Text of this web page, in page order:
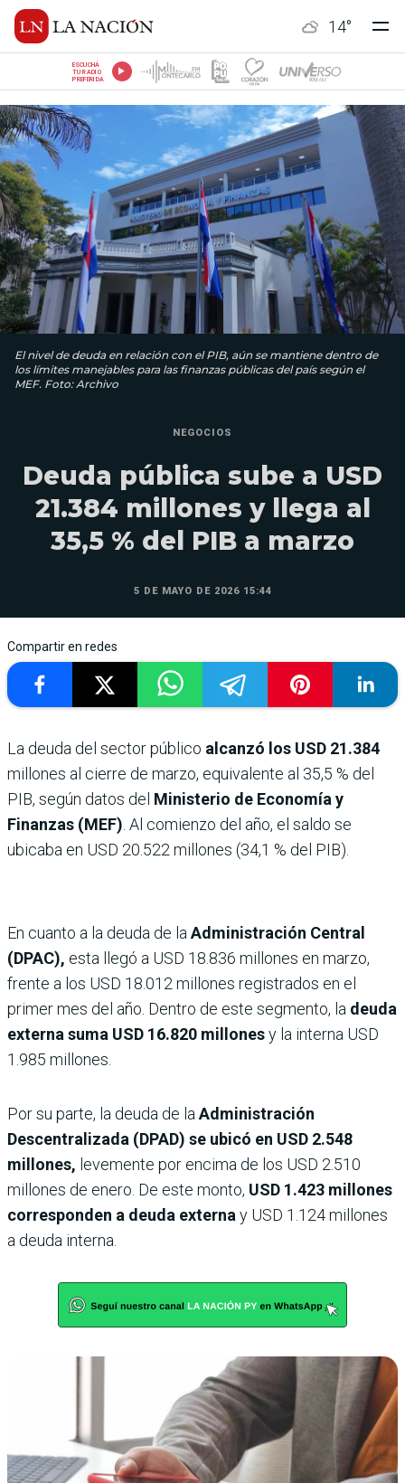
14°
ESCUCHÁ
TU RADIO
PREFERIDA
El nivel de deuda en relación con el PIB, aún se mantiene dentro de
los límites manejables para las finanzas públicas del país según el
MEF. Foto: Archivo
NEGOCIOS
Deuda pública sube a USD
21.384 millones y llega al
35,5 % del PIB a marzo
5 DE MAYO DE 2026 15:44
Compartir en redes
La deuda del sector público alcanzó los USD 21.384
millones al cierre de marzo, equivalente al 35,5 % del
PIB, según datos del Ministerio de Economía y
Finanzas (MEF) . Al comienzo del año, el saldo se
ubicaba en USD 20.522 millones (34,1 % del PIB).
En cuanto a la deuda de la Administración Central
(DPAC), esta llegó a USD 18.836 millones en marzo,
frente a los USD 18.012 millones registrados en el
primer mes del año. Dentro de este segmento, la deuda
externa suma USD 16.820 millonesy la interna USD
1.985 millones.
Por su parte, la deuda de la Administración
Descentralizada (DPAD) se ubicó en USD 2.548
millones, levemente por encima de los USD 2.510
millones de enero. De este monto, USD 1.423 millones
corresponden a deuda externa y USD 1.124 millones
a deuda interna.